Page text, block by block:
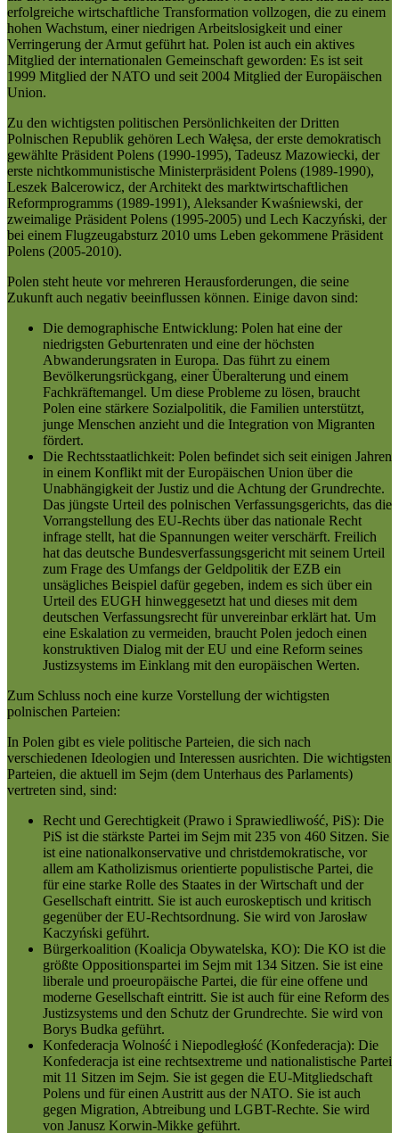
erfolgreiche wirtschaftliche Transformation vollzogen, die zu einem
hohen Wachstum, einer niedrigen Arbeitslosigkeit und einer
Verringerung der Armut geführt hat. Polen ist auch ein aktives
Mitglied der internationalen Gemeinschaft geworden: Es ist seit
1999 Mitglied der NATO und seit 2004 Mitglied der Europäischen
Union.
Zu den wichtigsten politischen Persönlichkeiten der Dritten
Polnischen Republik gehören Lech Wałęsa, der erste demokratisch
gewählte Präsident Polens (1990-1995), Tadeusz Mazowiecki, der
erste nichtkommunistische Ministerpräsident Polens (1989-1990),
Leszek Balcerowicz, der Architekt des marktwirtschaftlichen
Reformprogramms (1989-1991), Aleksander Kwaśniewski, der
zweimalige Präsident Polens (1995-2005) und Lech Kaczyński, der
bei einem Flugzeugabsturz 2010 ums Leben gekommene Präsident
Polens (2005-2010).
Polen steht heute vor mehreren Herausforderungen, die seine
Zukunft auch negativ beeinflussen können. Einige davon sind:
Die demographische Entwicklung: Polen hat eine der
niedrigsten Geburtenraten und eine der höchsten
Abwanderungsraten in Europa. Das führt zu einem
Bevölkerungsrückgang, einer Überalterung und einem
Fachkräftemangel. Um diese Probleme zu lösen, braucht
Polen eine stärkere Sozialpolitik, die Familien unterstützt,
junge Menschen anzieht und die Integration von Migranten
fördert.
Die Rechtsstaatlichkeit: Polen befindet sich seit einigen Jahren
in einem Konflikt mit der Europäischen Union über die
Unabhängigkeit der Justiz und die Achtung der Grundrechte.
Das jüngste Urteil des polnischen Verfassungsgerichts, das die
Vorrangstellung des EU-Rechts über das nationale Recht
infrage stellt, hat die Spannungen weiter verschärft. Freilich
hat das deutsche Bundesverfassungsgericht mit seinem Urteil
zum Frage des Umfangs der Geldpolitik der EZB ein
unsägliches Beispiel dafür gegeben, indem es sich über ein
Urteil des EUGH hinweggesetzt hat und dieses mit dem
deutschen Verfassungsrecht für unvereinbar erklärt hat. Um
eine Eskalation zu vermeiden, braucht Polen jedoch einen
konstruktiven Dialog mit der EU und eine Reform seines
Justizsystems im Einklang mit den europäischen Werten.
Zum Schluss noch eine kurze Vorstellung der wichtigsten
polnischen Parteien:
In Polen gibt es viele politische Parteien, die sich nach
verschiedenen Ideologien und Interessen ausrichten. Die wichtigsten
Parteien, die aktuell im Sejm (dem Unterhaus des Parlaments)
vertreten sind, sind:
Recht und Gerechtigkeit (Prawo i Sprawiedliwość, PiS): Die
PiS ist die stärkste Partei im Sejm mit 235 von 460 Sitzen. Sie
ist eine nationalkonservative und christdemokratische, vor
allem am Katholizismus orientierte populistische Partei, die
für eine starke Rolle des Staates in der Wirtschaft und der
Gesellschaft eintritt. Sie ist auch euroskeptisch und kritisch
gegenüber der EU-Rechtsordnung. Sie wird von Jarosław
Kaczyński geführt.
Bürgerkoalition (Koalicja Obywatelska, KO): Die KO ist die
größte Oppositionspartei im Sejm mit 134 Sitzen. Sie ist eine
liberale und proeuropäische Partei, die für eine offene und
moderne Gesellschaft eintritt. Sie ist auch für eine Reform des
Justizsystems und den Schutz der Grundrechte. Sie wird von
Borys Budka geführt.
Konfederacja Wolność i Niepodległość (Konfederacja): Die
Konfederacja ist eine rechtsextreme und nationalistische Partei
mit 11 Sitzen im Sejm. Sie ist gegen die EU-Mitgliedschaft
Polens und für einen Austritt aus der NATO. Sie ist auch
gegen Migration, Abtreibung und LGBT-Rechte. Sie wird
von Janusz Korwin-Mikke geführt.